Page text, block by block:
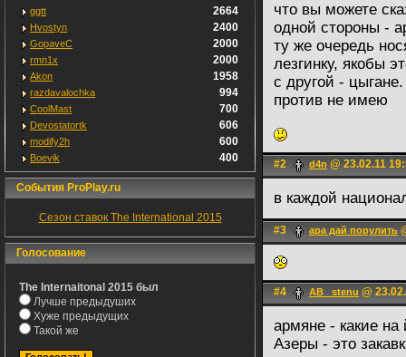
ggtt 2664
Hvostyn 2400
GopaveC 2000
rmn1x 2000
Akon 1958
razdavalochka 994
CoolMast 700
Devostatortk 606
modify2h 600
Boevik 400
События ProPlay.ru
Сезон ставок The International 2015
Голосование
The Internaitonal 2015 был
Лучше предыдуших
Хуже предыдущих
Такой же
что вы можете
одной стороны -
ту же очередь
лезгинку, якобы
с другой -
против не имею
#2 d4n @ 23.02.11
в каждой
#3 ара дай порулить
#4 AB_ stenu @
армяне - какие на
Азеры - это